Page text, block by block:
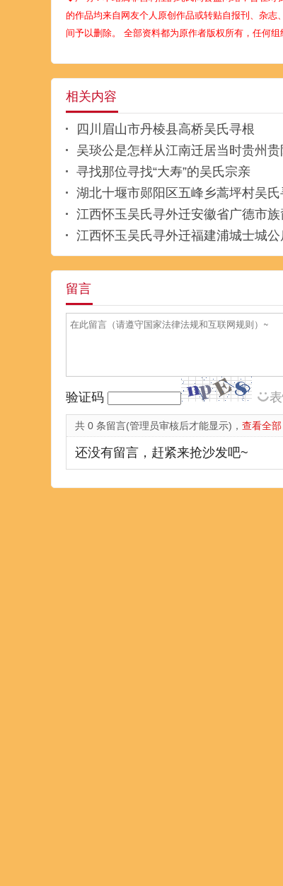
的作品均来自网友个人原创作品或转贴自报刊、杂
间予以删除。 全部资料都为原作者版权所有，任何
相关内容
四川眉山市丹棱县高桥吴氏寻根
吴琰公是怎样从江南迁居当时贵州
寻找那位寻找“大寿”的吴氏宗亲
湖北十堰市郧阳区五峰乡蒿坪村吴氏
江西怀玉吴氏寻外迁安徽省广德市
江西怀玉吴氏寻外迁福建浦城士城
留言
验证码
共 0 条留言(管理员审核后才能显示)， 查看全部
还没有留言，赶紧来抢沙发吧~